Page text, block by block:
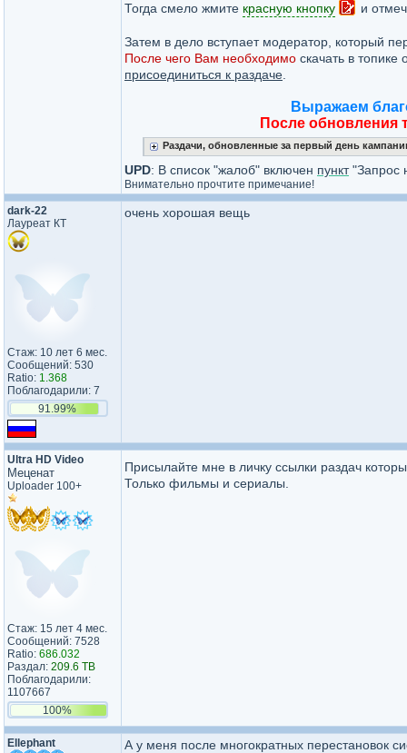
Тогда смело жмите красную кнопку и
Затем в дело вступает модератор, который
После чего Вам необходимо скачать в
присоединиться к раздаче
Выражаем
После обновления
Раздачи, обновленные за первый день
UPD: В список "жалоб" включен пункт"Запрос
Внимательно прочтите примечание!
dark-22
Лауреат КТ
Стаж: 10 лет 6 мес.
Сообщений: 530
Ratio: 1.368
Поблагодарили: 7
91.99%
очень хорошая вещь
Ultra HD Video
Меценат
Uploader 100+
Стаж: 15 лет 4 мес.
Сообщений: 7528
Ratio: 686.032
Раздал: 209.6 TB
Поблагодарили:
1107667
100%
Присылайте мне в личку ссылки раздач
Только фильмы и сериалы.
Ellephant
А у меня после многократных перестановок